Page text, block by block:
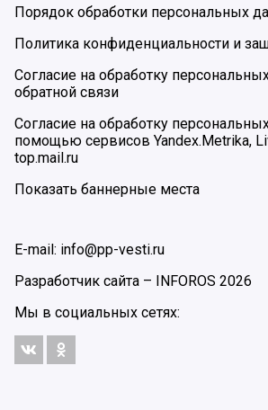
Порядок обработки персональных
Политика конфиденциальности и
Согласие на обработку
обратной связи
Согласие на обработку
помощью сервисов Yandex.Metrika,
top.mail.ru
Показать баннерные места
E-mail: info@pp-vesti.ru
Разработчик сайта –
INFOROS 2026
Мы в социальных сетях: